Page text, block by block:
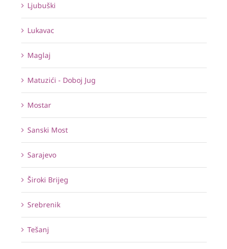
Ljubuški
Lukavac
Maglaj
Matuzići - Doboj Jug
Mostar
Sanski Most
Sarajevo
Široki Brijeg
Srebrenik
Tešanj